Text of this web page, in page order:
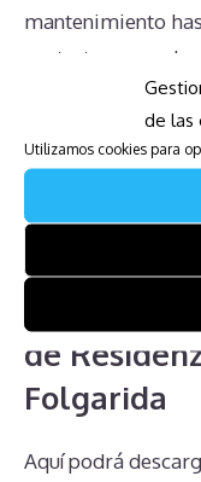
de las
Utilizamos cookies para
mantenimiento
contratos o
enfrentan a
busquen
informados sobre
evitar decisiones
agravar aún más
Descarga
de
Folgarida
Aquí podrá